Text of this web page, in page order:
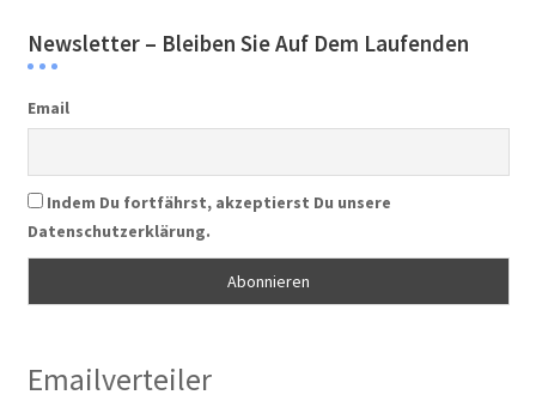
Newsletter – Bleiben Sie Auf Dem Laufenden
Email
Indem Du fortfährst, akzeptierst Du unsere
Datenschutzerklärung.
Emailverteiler